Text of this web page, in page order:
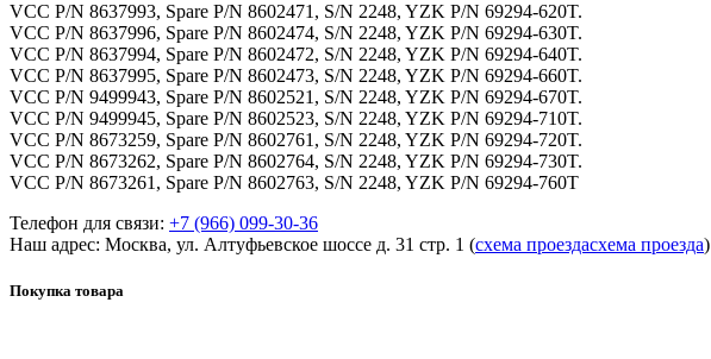
VCC P/N 8637993, Spare P/N 8602471, S/N 2248, YZK P/N 69294-620T.
VCC P/N 8637996, Spare P/N 8602474, S/N 2248, YZK P/N 69294-630T.
VCC P/N 8637994, Spare P/N 8602472, S/N 2248, YZK P/N 69294-640T.
VCC P/N 8637995, Spare P/N 8602473, S/N 2248, YZK P/N 69294-660T.
VCC P/N 9499943, Spare P/N 8602521, S/N 2248, YZK P/N 69294-670T.
VCC P/N 9499945, Spare P/N 8602523, S/N 2248, YZK P/N 69294-710T.
VCC P/N 8673259, Spare P/N 8602761, S/N 2248, YZK P/N 69294-720T.
VCC P/N 8673262, Spare P/N 8602764, S/N 2248, YZK P/N 69294-730T.
VCC P/N 8673261, Spare P/N 8602763, S/N 2248, YZK P/N 69294-760T
Телефон для связи: +7 (966) 099-30-36
Наш адрес: Москва, ул. Алтуфьевское шоссе д. 31 стр. 1 (схема проездасхема проезда)
Покупка товара